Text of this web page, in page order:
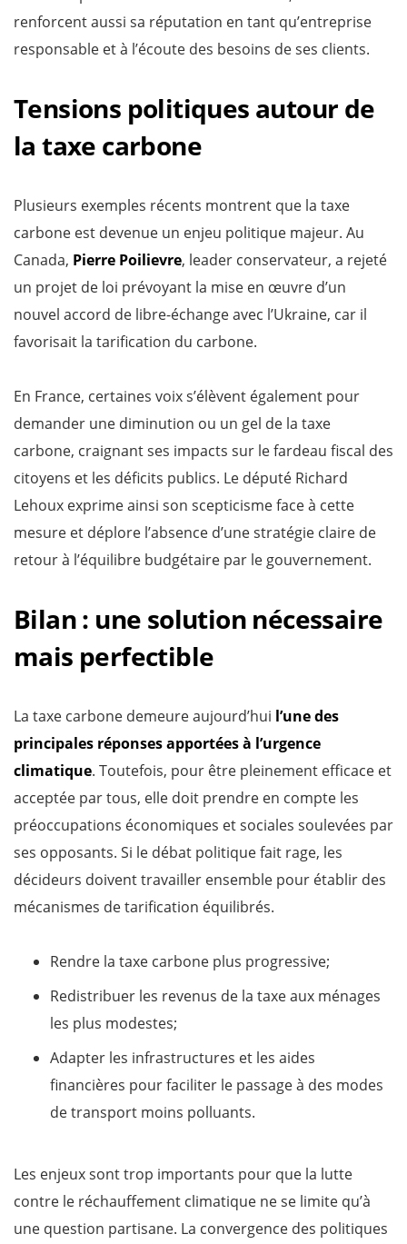
renforcent aussi sa réputation en tant qu’entreprise
responsable et à l’écoute des besoins de ses clients.
Tensions politiques autour de
la taxe carbone
Plusieurs exemples récents montrent que la taxe
carbone est devenue un enjeu politique majeur. Au
Canada, Pierre Poilievre, leader conservateur, a rejeté
un projet de loi prévoyant la mise en œuvre d’un
nouvel accord de libre-échange avec l’Ukraine, car il
favorisait la tarification du carbone.
En France, certaines voix s’élèvent également pour
demander une diminution ou un gel de la taxe
carbone, craignant ses impacts sur le fardeau fiscal des
citoyens et les déficits publics. Le député Richard
Lehoux exprime ainsi son scepticisme face à cette
mesure et déplore l’absence d’une stratégie claire de
retour à l’équilibre budgétaire par le gouvernement.
Bilan : une solution nécessaire
mais perfectible
La taxe carbone demeure aujourd’hui l’une des
principales réponses apportées à l’urgence
climatique. Toutefois, pour être pleinement efficace et
acceptée par tous, elle doit prendre en compte les
préoccupations économiques et sociales soulevées par
ses opposants. Si le débat politique fait rage, les
décideurs doivent travailler ensemble pour établir des
mécanismes de tarification équilibrés.
Rendre la taxe carbone plus progressive;
Redistribuer les revenus de la taxe aux ménages
les plus modestes;
Adapter les infrastructures et les aides
financières pour faciliter le passage à des modes
de transport moins polluants.
Les enjeux sont trop importants pour que la lutte
contre le réchauffement climatique ne se limite qu’à
une question partisane. La convergence des politiques